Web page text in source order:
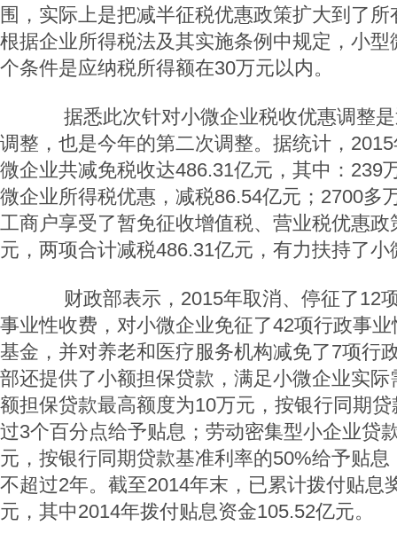
围，实际上是把减半征税优惠政策扩大到了
根据企业所得税法及其实施条例中规定，小
个条件是应纳税所得额在30万元以内。
据悉此次针对小微企业税收优惠调整是
调整，也是今年的第二次调整。据统计，
微企业共减免税收达486.31亿元，其中：239
微企业所得税优惠，减税86.54亿元；2700多
工商户享受了暂免征收增值税、营业税优惠政
元，两项合计减税486.31亿元，有力扶持了小
财政部表示，2015年取消、停征了12
事业性收费，对小微企业免征了42项行政事
基金，并对养老和医疗服务机构减免了7项行
部还提供了小额担保贷款，满足小微企业实
额担保贷款最高额度为10万元，按银行同期
过3个百分点给予贴息；劳动密集型小企业贷
元，按银行同期贷款基准利率的50%给予贴
不超过2年。截至2014年末，已累计拨付贴息
元，其中2014年拨付贴息资金105.52亿元。